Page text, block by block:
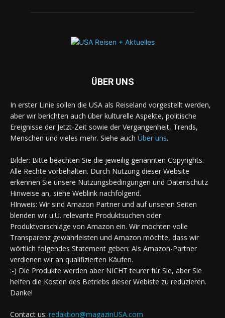
ÜBER UNS
In erster Linie sollen die USA als Reiseland vorgestellt werden,
aber wir berichten auch über kulturelle Aspekte, politische
Ereignisse der Jetzt-Zeit sowie der Vergangenheit, Trends,
Menschen und vieles mehr. Siehe auch Über uns.
Bilder: Bitte beachten Sie die jeweilig genannten Copyrights.
Alle Rechte vorbehalten. Durch Nutzung dieser Website
erkennen Sie unsere Nutzungsbedingungen und Datenschutz
Hinweise an, siehe Weblink nachfolgend.
HInweis: Wir sind Amazon Partner und auf unseren Seiten
blenden wir u.U. relevante Produktsuchen oder
Produktvorschläge von Amazon ein. Wir möchten volle
Transparenz gewährleisten und Amazon möchte, dass wir
wörtlich folgendes Statement geben: Als Amazon-Partner
verdienen wir an qualifizierten Käufen.
:-) Die Produkte werden aber NICHT teurer für Sie, aber Sie
helfen die Kosten des Betriebs dieser Webiste zu reduzieren.
Danke!
Contact us: redaktion@magazinUSA.com